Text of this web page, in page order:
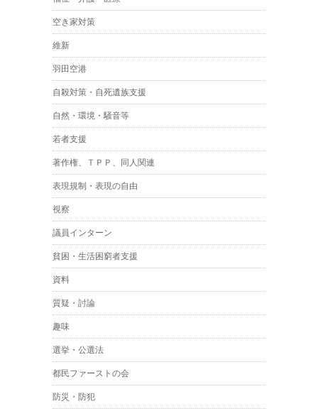
空き家対策
維新
羽田空港
自殺対策・自死遺族支援
自然・環境・騒音等
若者支援
著作権、ＴＰＰ、同人関連
表現規制・表現の自由
視察
議員インターン
貧困・生活困窮者支援
資料
質疑・討論
趣味
選挙・公選法
都民ファーストの会
防災・防犯